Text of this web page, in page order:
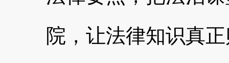
院，让法律知识真